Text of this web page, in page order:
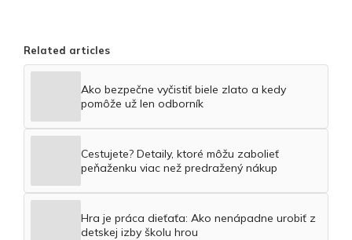
Related articles
Ako bezpečne vyčistiť biele zlato a kedy
pomôže už len odborník
Cestujete? Detaily, ktoré môžu zabolieť
peňaženku viac než predražený nákup
Hra je práca dieťaťa: Ako nenápadne urobiť z
detskej izby školu hrou